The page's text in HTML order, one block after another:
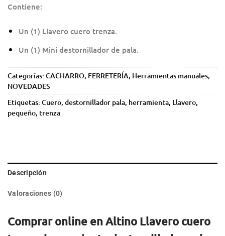
Contiene:
Un (1) Llavero cuero trenza.
Un (1) Mini destornillador de pala.
Categorías: CACHARRO, FERRETERÍA, Herramientas manuales,
NOVEDADES
Etiquetas: Cuero, destornillador pala, herramienta, Llavero,
pequeño, trenza
Descripción
Valoraciones (0)
Comprar online en Altino Llavero cuero